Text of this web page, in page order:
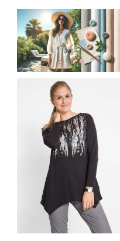
JAK STYLOWO
PRZETRWAĆ UPALNE
DNI: NAJLEPSZE
MATERIAŁY I KROJE
NA LATO